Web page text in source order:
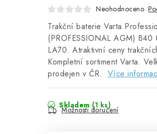
Neohodnoceno
Trakční baterie Varta
(PROFESSIONAL AGM)
LA70. Atraktivní ceny
Kompletní sortiment Varta.
prodejen v ČR. Více
Skladem (1 ks)
Možnosti doručení